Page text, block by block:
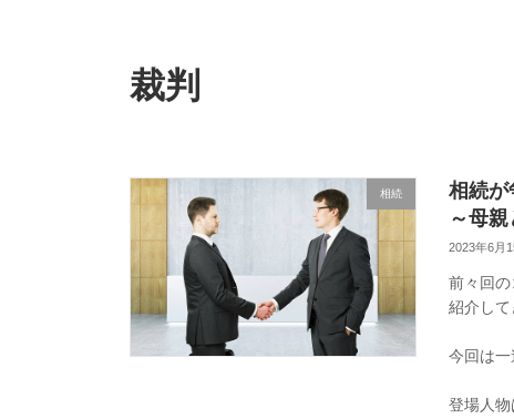
裁判
相続
相続
～母
2023年6月
前々回
紹介して
今回は一
登場人